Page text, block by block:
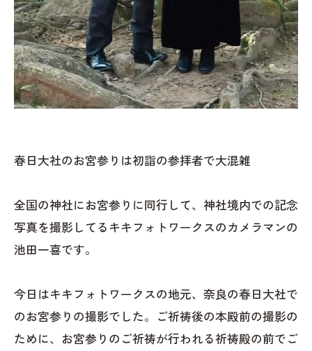
春日大社のお宮参りは初詣の参拝者で大混雑
全国の神社にお宮参りに同行して、神社境内での記念
写真を撮影してるキキフォトワークスのカメラマンの
池田一喜です。
今日はキキフォトワークスの地元、奈良の春日大社で
のお宮参りの撮影でした。ご祈祷後の本殿前の撮影の
ために、お宮参りのご祈祷が行われる祈祷殿の前でご